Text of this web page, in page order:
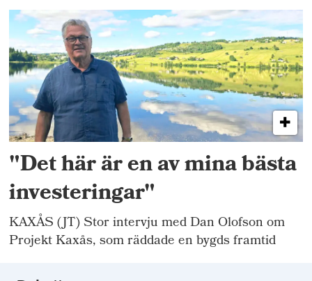
"Det här är en av mina bästa
investeringar"
KAXÅS (JT) Stor intervju med Dan Olofson om
Projekt Kaxås, som räddade en bygds framtid